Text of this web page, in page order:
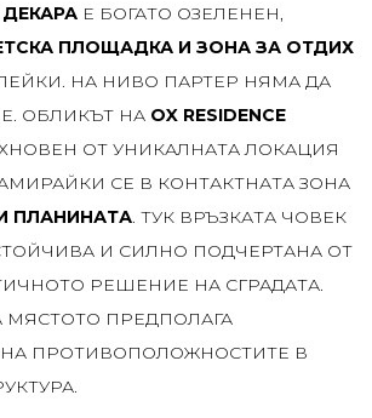
Е БОГАТО ОЗЕЛЕНЕН,
ПЛОЩАДКА И ЗОНА ЗА ОТДИХ
НА НИВО ПАРТЕР НЯМА ДА
ОБЛИКЪТ НА OX RESIDENCE
ОТ УНИКАЛНАТА ЛОКАЦИЯ
СЕ В КОНТАКТНАТА ЗОНА
ПЛАНИНАТА. ТУК ВРЪЗКАТА ЧОВЕК
И СИЛНО ПОДЧЕРТАНА ОТ
РЕШЕНИЕ НА СГРАДАТА.
МЯСТОТО ПРЕДПОЛАГА
ПРОТИВОПОЛОЖНОСТИТЕ В